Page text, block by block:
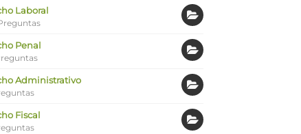
Laboral
Penal
Administrativo
Fiscal